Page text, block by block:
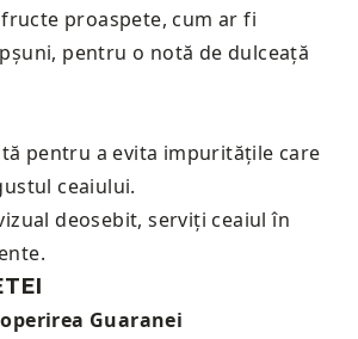
proaspete, cum ar fi
pentru o notă de dulceață
pentru a evita impuritățile care
ceaiului.
deosebit, serviți ceaiul în
Guaranei